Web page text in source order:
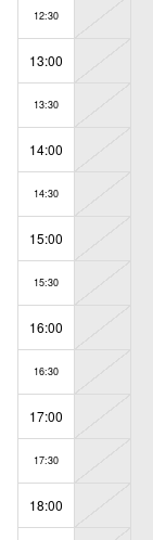
12:30
13:00
13:30
14:00
14:30
15:00
15:30
16:00
16:30
17:00
17:30
18:00